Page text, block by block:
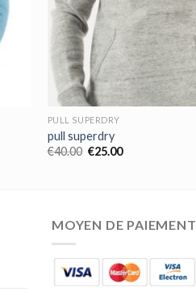
PULL SUPERDRY
pull superdry
€40.00 €25.00
MOYEN DE PAIEMENT